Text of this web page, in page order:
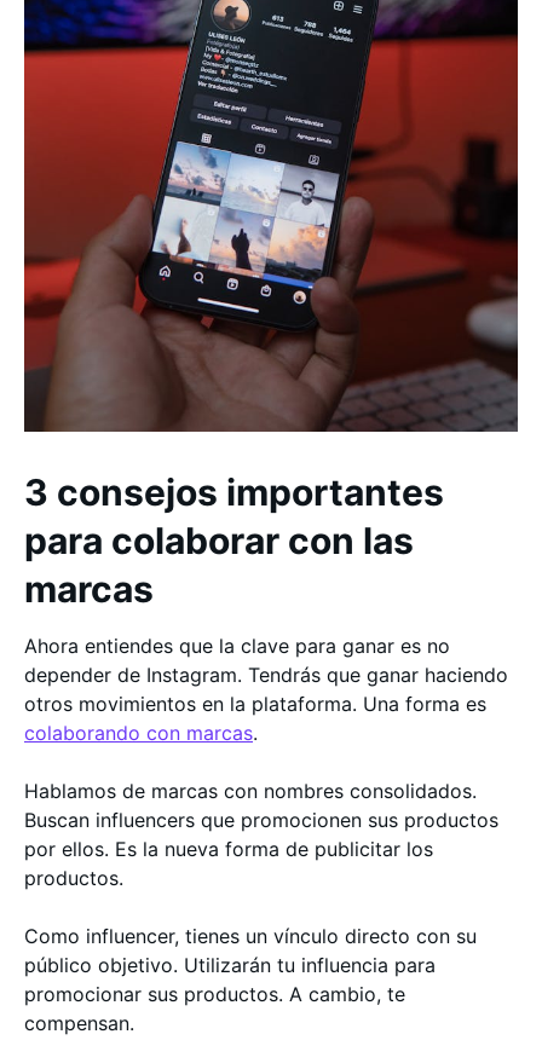
3 consejos importantes
para colaborar con las
marcas
Ahora entiendes que la clave para ganar es no
depender de Instagram. Tendrás que ganar haciendo
otros movimientos en la plataforma. Una forma es
colaborando con marcas.
Hablamos de marcas con nombres consolidados.
Buscan influencers que promocionen sus productos
por ellos. Es la nueva forma de publicitar los
productos.
Como influencer, tienes un vínculo directo con su
público objetivo. Utilizarán tu influencia para
promocionar sus productos. A cambio, te
compensan.